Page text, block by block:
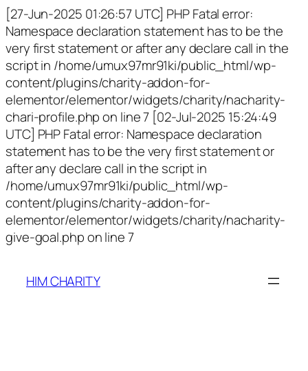
[27-Jun-2025 01:26:57 UTC] PHP Fatal error:
Namespace declaration statement has to be the
very first statement or after any declare call in the
script in /home/umux97mr91ki/public_html/wp-
content/plugins/charity-addon-for-
elementor/elementor/widgets/charity/nacharity-
chari-profile.php on line 7 [02-Jul-2025 15:24:49
UTC] PHP Fatal error: Namespace declaration
statement has to be the very first statement or
after any declare call in the script in
/home/umux97mr91ki/public_html/wp-
content/plugins/charity-addon-for-
elementor/elementor/widgets/charity/nacharity-
give-goal.php on line 7
HIM CHARITY